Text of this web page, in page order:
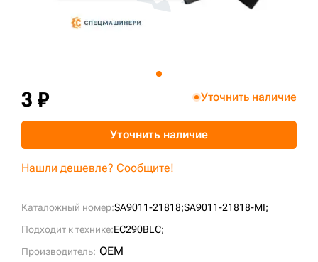
Каталожный номер:SA9011-21818;SA9011-21818-MI;
Подходит к технике:EC290BLC;
Производитель: OEM
3 ₽ Уточнить наличие
Уточнить наличие
Нашли дешевле? Сообщите!
sksale@skdst.ru